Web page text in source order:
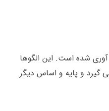
جمع آوری شده است. این الگوها
گیرد و پایه و اساس دیگر